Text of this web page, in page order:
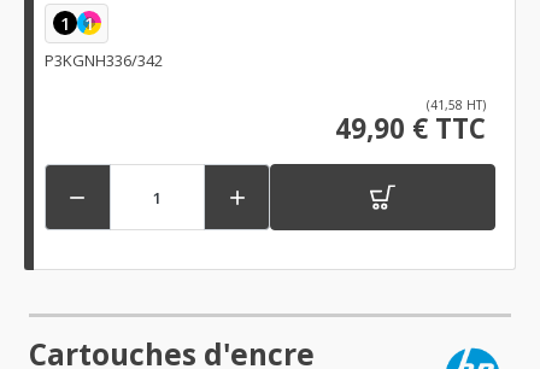
1 1
P3KGNH336/342
(41,58 HT)
49,90 € TTC
 
Cartouches d'encre